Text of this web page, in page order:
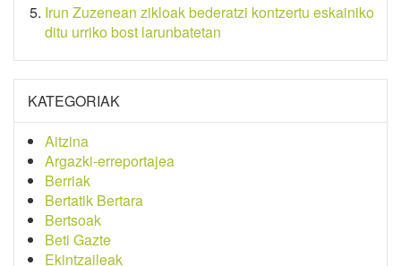
Irun Zuzenean zikloak bederatzi kontzertu eskainiko
ditu urriko bost larunbatetan
KATEGORIAK
Aitzina
Argazki-erreportajea
Berriak
Bertatik Bertara
Bertsoak
Beti Gazte
Ekintzaileak